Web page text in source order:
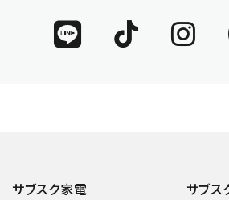
サブスク家電 サブス